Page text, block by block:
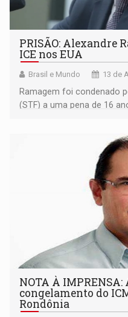
PRISÃO: Alexandre
ICE nos EUA
Brasil e Mundo 13 de
Ramagem foi condenado
(STF) a uma pena de 16
NOTA À
congelamento do
Rondônia